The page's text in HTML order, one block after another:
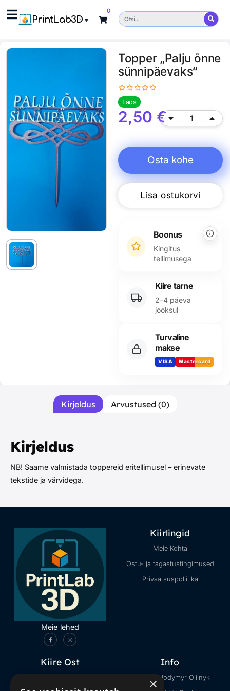
PrintLab3D
0
Topper „Palju õnne
sünnipäevaks“
Laos
2,50 €
Osta kohe
Lisa ostukorvi
Boonus
Kingitus
tellimusega
Kiire tarne
2–4 päeva
jooksul
Turvaline
makse
VISA Mastercard
Kirjeldus Arvustused (0)
Kirjeldus
NB! Saame valmistada toppereid eritellimusel – erinevate
tekstide ja värvidega.
Meie lehed
Kiirlingid
Meie Kohta
Ostu- ja tagastustingimused
Privaatsuspoliitika
Kiire Ost Info
Müüja: Volodymyr Oliinyk
×